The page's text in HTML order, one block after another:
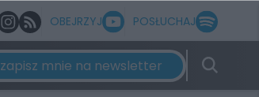
OBEJRZYJ POSŁUCHAJ
zapisz mnie na newsletter